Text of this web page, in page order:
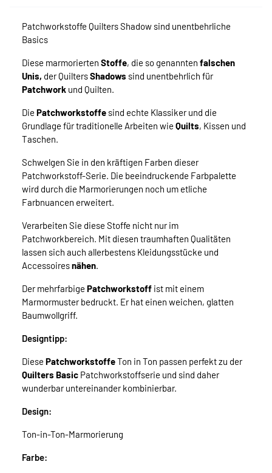
Patchworkstoffe Quilters Shadow sind unentbehrliche
Basics
Diese marmorierten Stoffe, die so genannten falschen
Unis, der QuiltersShadows sind unentbehrlich für
Patchwork und Quilten.
Die Patchworkstoffe sind echte Klassiker und die
Grundlage für traditionelle Arbeiten wie Quilts, Kissen und
Taschen.
Schwelgen Sie in den kräftigen Farben dieser
Patchworkstoff-Serie. Die beeindruckende Farbpalette
wird durch die Marmorierungen noch um etliche
Farbnuancen erweitert.
Verarbeiten Sie diese Stoffe nicht nur im
Patchworkbereich. Mit diesen traumhaften Qualitäten
lassen sich auch allerbestens Kleidungsstücke und
Accessoiresnähen.
Der mehrfarbige Patchworkstoff ist mit einem
Marmormuster bedruckt. Er hat einen weichen, glatten
Baumwollgriff.
Designtipp:
Diese PatchworkstoffeTon in Ton passen perfekt zu der
Quilters Basic Patchworkstoffserie und sind daher
wunderbar untereinander kombinierbar.
Design:
Ton-in-Ton-Marmorierung
Farbe: